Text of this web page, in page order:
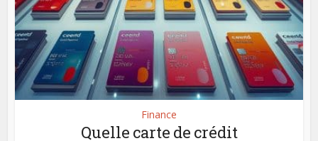
Finance
Quelle carte de crédit